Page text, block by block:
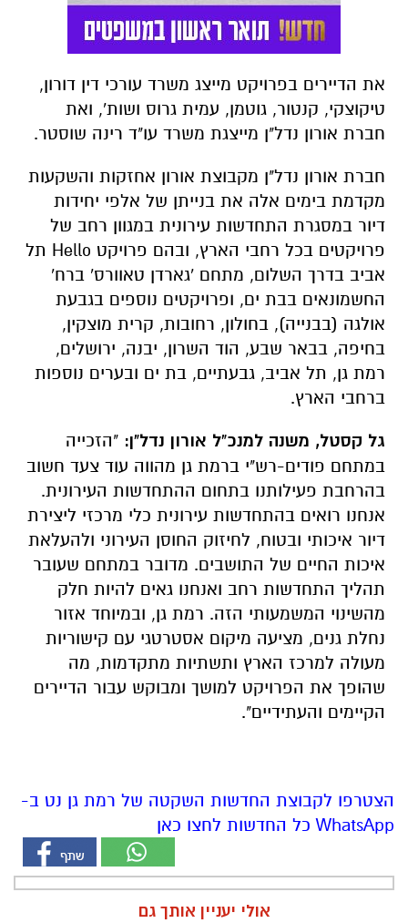
את הדיירים בפרויקט מייצג משרד עורכי דין דורון,
טיקוצקי, קנטור, גוטמן, עמית גרוס ושות', ואת
חברת אורון נדל"ן מייצגת משרד עו"ד רינה שוסטר.
חברת אורון נדל"ן מקבוצת אורון אחזקות והשקעות
מקדמת בימים אלה את בנייתן של אלפי יחידות
דיור במסגרת התחדשות עירונית במגוון רחב של
פרויקטים בכל רחבי הארץ, ובהם פרויקט Hello תל
אביב בדרך השלום, מתחם 'גארדן טאוורס' ברח'
החשמונאים בבת ים, ופרויקטים נוספים בגבעת
אולגה (בבנייה), בחולון, רחובות, קרית מוצקין,
בחיפה, בבאר שבע, הוד השרון, יבנה, ירושלים,
רמת גן, תל אביב, גבעתיים, בת ים ובערים נוספות
ברחבי הארץ.
גל קסטל, משנה למנכ"ל אורון נדל"ן: "הזכייה
במתחם פודים-רש"י ברמת גן מהווה עוד צעד חשוב
בהרחבת פעילותנו בתחום ההתחדשות העירונית.
אנחנו רואים בהתחדשות עירונית כלי מרכזי ליצירת
דיור איכותי ובטוח, לחיזוק החוסן העירוני ולהעלאת
איכות החיים של התושבים. מדובר במתחם שעובר
תהליך התחדשות רחב ואנחנו גאים להיות חלק
מהשינוי המשמעותי הזה. רמת גן, ובמיוחד אזור
נחלת גנים, מציעה מיקום אסטרטגי עם קישוריות
מעולה למרכז הארץ ותשתיות מתקדמות, מה
שהופך את הפרויקט למושך ומבוקש עבור הדיירים
הקיימים והעתידיים".
הצטרפו לקבוצת החדשות השקטה של רמת גן נט ב-
WhatsApp כל החדשות לחצו כאן
אולי יעניין אותך גם